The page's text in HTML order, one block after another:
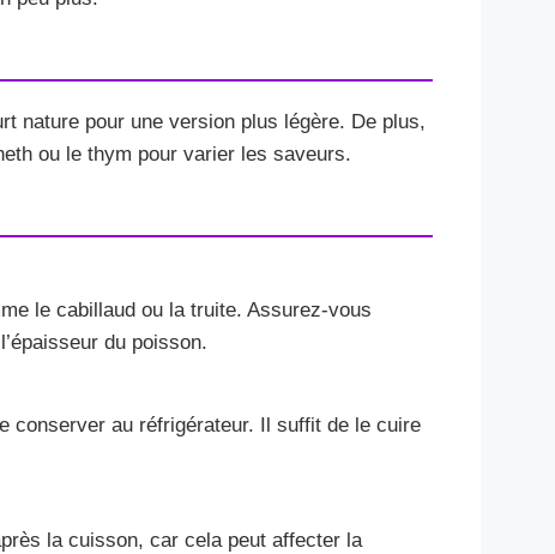
nature pour une version plus légère. De plus,
ou le thym pour varier les saveurs.
le cabillaud ou la truite. Assurez-vous
du poisson.
conserver au réfrigérateur. Il suffit de le cuire
la cuisson, car cela peut affecter la